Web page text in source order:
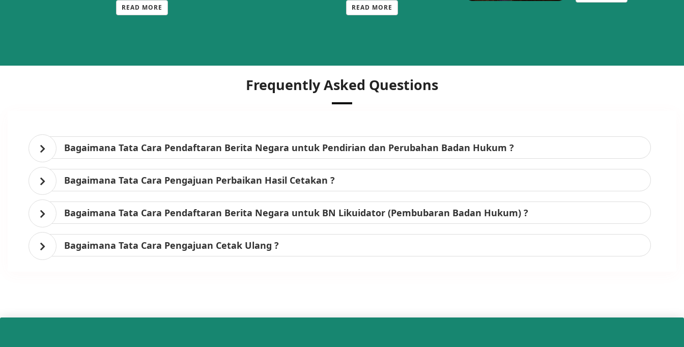
READ MORE READ MORE
Frequently Asked Questions
Bagaimana Tata Cara Pendaftaran Berita Negara untuk Pendirian dan Perubahan Badan Hukum ?
Bagaimana Tata Cara Pengajuan Perbaikan Hasil Cetakan ?
Bagaimana Tata Cara Pendaftaran Berita Negara untuk BN Likuidator (Pembubaran Badan Hukum) ?
Bagaimana Tata Cara Pengajuan Cetak Ulang ?